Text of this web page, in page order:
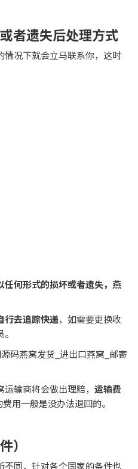
者遗失后处理方式
况下就会立马联系你，这时
）
同，针对各个国家的条件也
明盒子包装（有时只接受软的
装好洒水之后不能超过680克每